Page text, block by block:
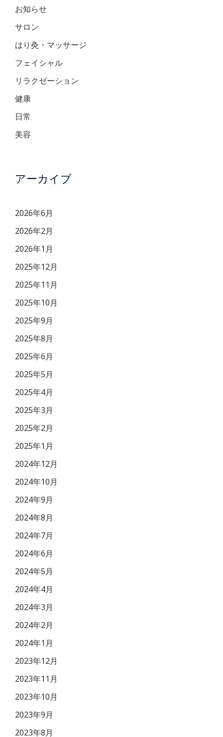
お知らせ
サロン
はり灸・マッサージ
フェイシャル
リラクゼーション
健康
日常
美容
アーカイブ
2026年6月
2026年2月
2026年1月
2025年12月
2025年11月
2025年10月
2025年9月
2025年8月
2025年6月
2025年5月
2025年4月
2025年3月
2025年2月
2025年1月
2024年12月
2024年10月
2024年9月
2024年8月
2024年7月
2024年6月
2024年5月
2024年4月
2024年3月
2024年2月
2024年1月
2023年12月
2023年11月
2023年10月
2023年9月
2023年8月